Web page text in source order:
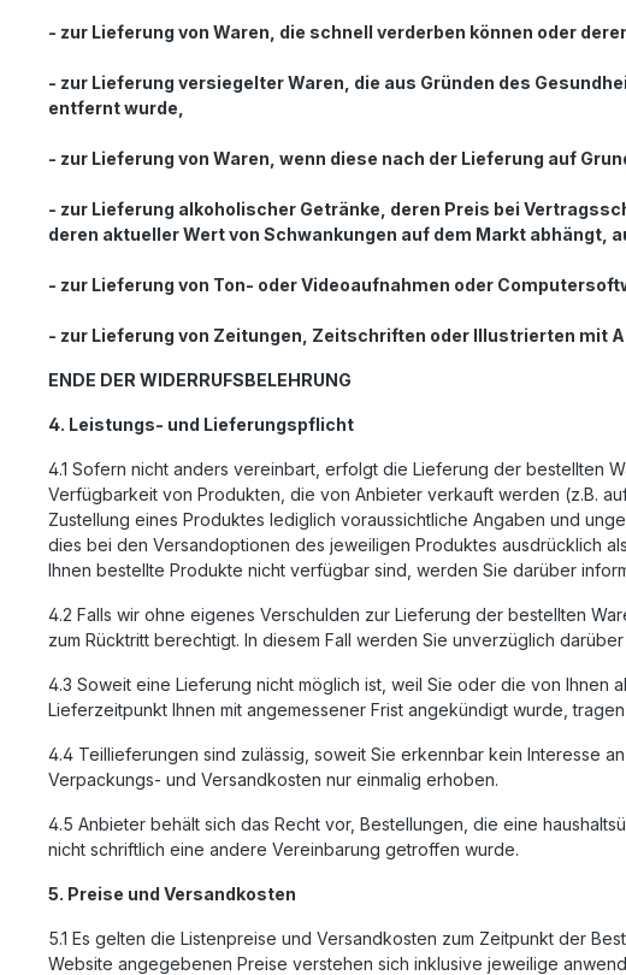
- zur Lieferung von Waren, die schnell verderben können oder
- zur Lieferung versiegelter Waren, die aus Gründen des
entfernt wurde,
- zur Lieferung von Waren, wenn diese nach der Lieferung auf
- zur Lieferung alkoholischer Getränke, deren Preis bei
deren aktueller Wert von Schwankungen auf dem Markt abhängt,
- zur Lieferung von Ton- oder Videoaufnahmen oder
- zur Lieferung von Zeitungen, Zeitschriften oder Illustrierten mit
ENDE DER WIDERRUFSBELEHRUNG
4. Leistungs- und Lieferungspflicht
4.1 Sofern nicht anders vereinbart, erfolgt die Lieferung der bestellten
Verfügbarkeit von Produkten, die von Anbieter verkauft werden (z.B.
Zustellung eines Produktes lediglich voraussichtliche Angaben und
dies bei den Versandoptionen des jeweiligen Produktes ausdrücklich
Ihnen bestellte Produkte nicht verfügbar sind, werden Sie darüber
4.2 Falls wir ohne eigenes Verschulden zur Lieferung der bestellten
zum Rücktritt berechtigt. In diesem Fall werden Sie unverzüglich
4.3 Soweit eine Lieferung nicht möglich ist, weil Sie oder die von
Lieferzeitpunkt Ihnen mit angemessener Frist angekündigt wurde,
4.4 Teillieferungen sind zulässig, soweit Sie erkennbar kein Interesse
Verpackungs- und Versandkosten nur einmalig erhoben.
4.5 Anbieter behält sich das Recht vor, Bestellungen, die eine
nicht schriftlich eine andere Vereinbarung getroffen wurde.
5. Preise und Versandkosten
5.1 Es gelten die Listenpreise und Versandkosten zum Zeitpunkt der
Website angegebenen Preise verstehen sich inklusive jeweilige